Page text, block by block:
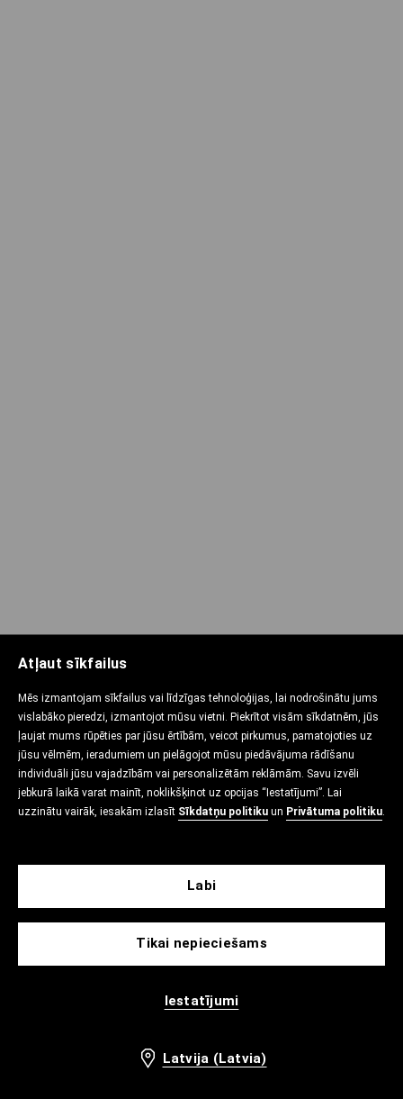
Atļaut sīkfailus
Mēs izmantojam sīkfailus vai līdzīgas tehnoloģijas, lai nodrošinātu jums
vislabāko pieredzi, izmantojot mūsu vietni. Piekrītot visām sīkdatnēm, jūs
ļaujat mums rūpēties par jūsu ērtībām, veicot pirkumus, pamatojoties uz
jūsu vēlmēm, ieradumiem un pielāgojot mūsu piedāvājuma rādīšanu
individuāli jūsu vajadzībām vai personalizētām reklāmām. Savu izvēli
jebkurā laikā varat mainīt, noklikšķinot uz opcijas “Iestatījumi”. Lai
uzzinātu vairāk, iesakām izlasīt Sīkdatņu politiku un Privātuma politiku.
Tikai nepieciešams
Iestatījumi
Labi
Latvija (Latvia)